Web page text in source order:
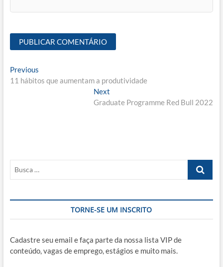
Navegação
de
PreviousPrevious
post:
11 hábitos que aumentam a produtividade
Next
post:
Graduate Programme Red Bull 2022
Busca
TORNE-SE UM INSCRITO
Cadastre seu email e faça parte da nossa lista VIP de
conteúdo, vagas de emprego, estágios e muito mais.